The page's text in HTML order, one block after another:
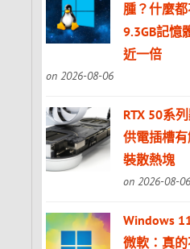
腫？什麼
9.3GB記憶
近一倍
on 2026-08-06
RTX 50系
供電插槽
裝散熱塊
on 2026-08-06
Windows
微軟：真